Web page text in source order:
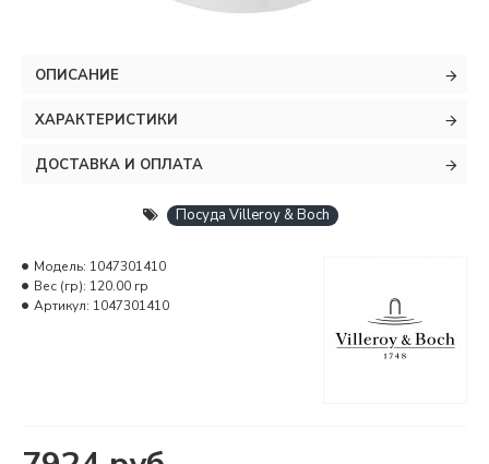
ОПИСАНИЕ
ХАРАКТЕРИСТИКИ
ДОСТАВКА И ОПЛАТА
Посуда Villeroy & Boch
Модель: 1047301410
Вес (гр): 120.00 гр
Артикул: 1047301410